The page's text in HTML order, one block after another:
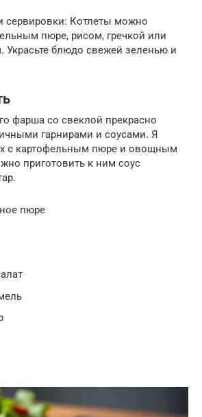
сервировки: Котлеты можно
пюре, рисом, гречкой или
блюдо свежей зеленью и
фарша со свеклой прекрасно
гарнирами и соусами. Я
с картофельным пюре и овощным
приготовить к ним соус
пюре